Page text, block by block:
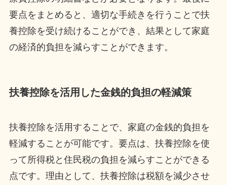
要点をまとめると、適切な手続きを行うことで扶
養控除を受け続けることができ、結果として家庭
の経済的負担を減らすことができます。
扶養控除を活用した金銭的負担の軽減策
扶養控除を活用することで、家庭の金銭的負担を
軽減することが可能です。要点は、扶養控除を使
って所得税と住民税の負担を減らすことができる
点です。理由として、扶養控除は税額を減少させ